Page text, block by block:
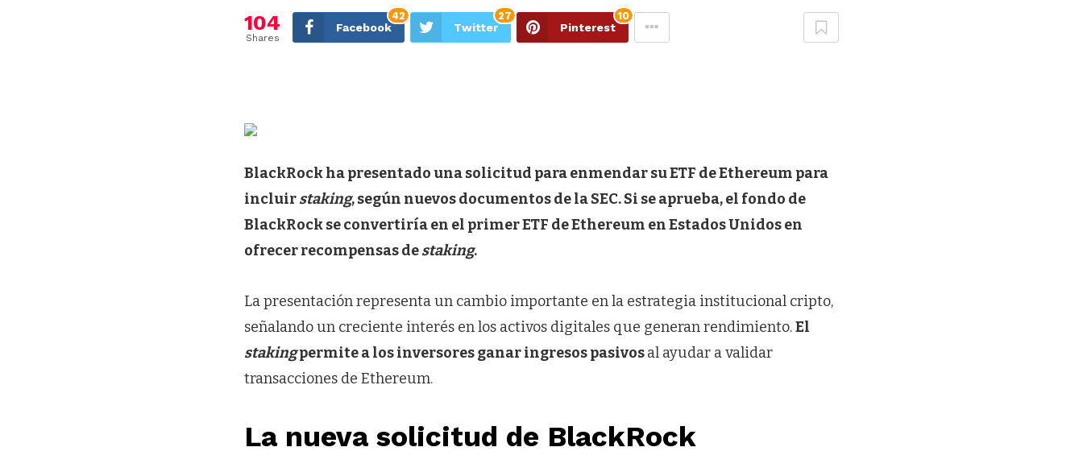
104
Shares
Facebook
42
Twitter
27
Pinterest
10
BlackRock ha presentado una solicitud para enmendar su ETF de Ethereum para
incluirstaking, según nuevos documentos de la SEC. Si se aprueba, el fondo de
BlackRock se convertiría en el primer ETF de Ethereum en Estados Unidos en
ofrecer recompensas destaking.
La presentación representa un cambio importante en la estrategia institucional cripto,
señalando un creciente interés en los activos digitales que generan rendimiento.El
stakingpermite a los inversores ganar ingresos pasivosal ayudar a validar
transacciones de Ethereum.
La nueva solicitud de BlackRock